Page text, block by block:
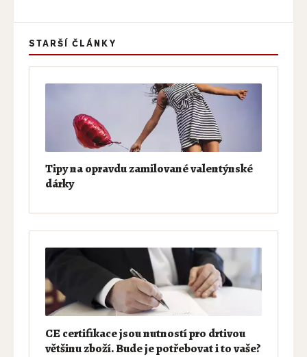
STARŠÍ ČLÁNKY
Tipy na opravdu zamilované valentýnské
dárky
CE certifikace jsou nutností pro drtivou
většinu zboží. Bude je potřebovat i to vaše?